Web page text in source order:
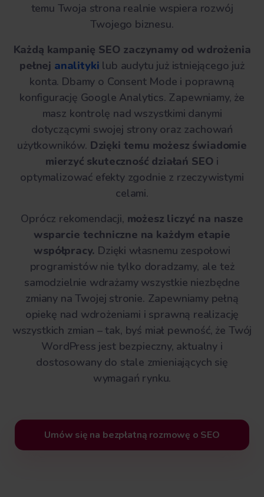
temu Twoja strona realnie wspiera rozwój
Twojego biznesu.
Każdą kampanię SEO zaczynamy od wdrożenia
pełnej analityki lub audytu już istniejącego już
konta. Dbamy o Consent Mode i poprawną
konfigurację Google Analytics. Zapewniamy, że
masz kontrolę nad wszystkimi danymi
dotyczącymi swojej strony oraz zachowań
użytkowników. Dzięki temu możesz świadomie
mierzyć skuteczność działań SEO i
optymalizować efekty zgodnie z rzeczywistymi
celami.
Oprócz rekomendacji, możesz liczyć na nasze
wsparcie techniczne na każdym etapie
współpracy. Dzięki własnemu zespołowi
programistów nie tylko doradzamy, ale też
samodzielnie wdrażamy wszystkie niezbędne
zmiany na Twojej stronie. Zapewniamy pełną
opiekę nad wdrożeniami i sprawną realizację
wszystkich zmian – tak, byś miał pewność, że Twój
WordPress jest bezpieczny, aktualny i
dostosowany do stale zmieniających się
wymagań rynku.
Umów się na bezpłatną rozmowę o SEO